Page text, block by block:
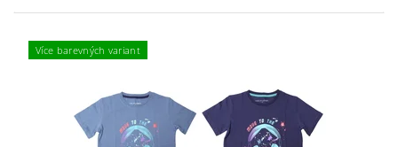
Více barevných variant